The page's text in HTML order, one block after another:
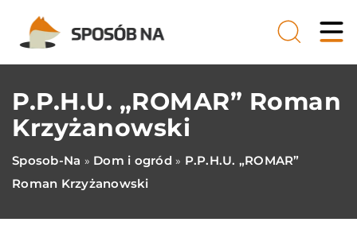
P.P.H.U. „ROMAR” Roman
Krzyżanowski
Sposob-Na » Dom i ogród » P.P.H.U. „ROMAR”
Roman Krzyżanowski